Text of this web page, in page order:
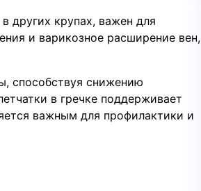
других крупах, важен для
и варикозное расширение вен,
способствуя снижению
в гречке поддерживает
важным для профилактики и